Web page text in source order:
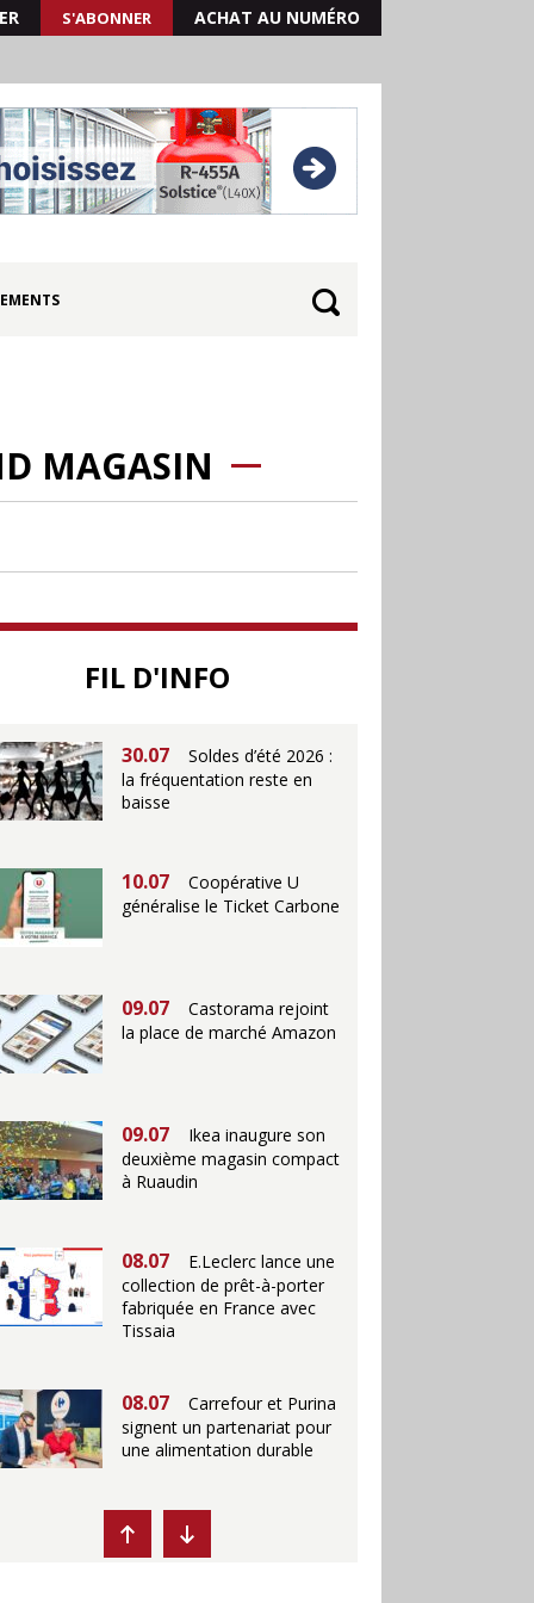
S'ABONNER ACHAT AU NUMÉRO
MAGASIN
FIL D'INFO
30.06
Canicule : les
25.06
Action ouvre un
30.07
Soldes d’été 2026 :
la fréquentation reste en
baisse
10.07
Coopérative U
généralise le Ticket Carbone
09.07
Castorama rejoint
la place de marché Amazon
09.07
Ikea inaugure son
deuxième magasin compact
à Ruaudin
08.07
E.Leclerc lance une
collection de prêt-à-porter
fabriquée en France avec
Tissaia
08.07
Carrefour et Purina
signent un partenariat pour
une alimentation durable
07.07
Ikea propose des
"Escales fraîcheur" en